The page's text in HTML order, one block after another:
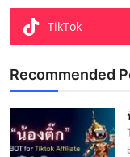
TikTok
Recommended